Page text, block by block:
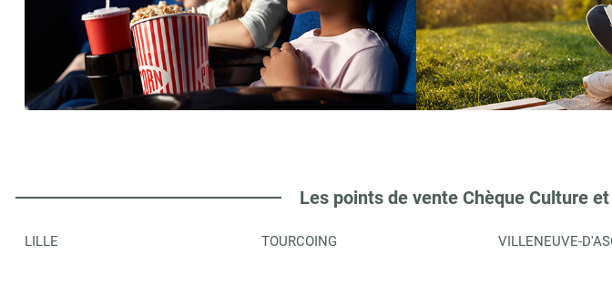
Les points de vente Chèque Culture
LILLE TOURCOING VILLENEUVE-